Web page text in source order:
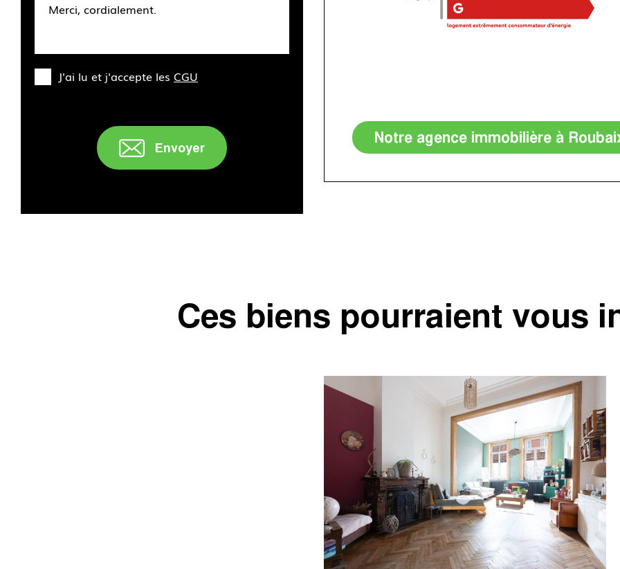
J'ai lu et j'accepte les CGU
Envoyer
Notre agence immobilière à
Ces biens pourraient vous